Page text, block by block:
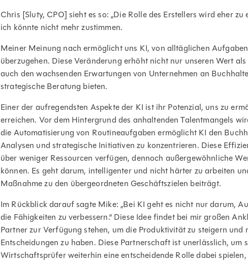
Chris [Sluty, CPO] sieht es so: „Die Rolle des Erstellers wird eher zu
ich könnte nicht mehr zustimmen.
Meiner Meinung nach ermöglicht uns KI, von alltäglichen
überzugehen. Diese Veränderung erhöht nicht nur unseren Wert
auch den wachsenden Erwartungen von Unternehmen an
strategische Beratung bieten.
Einer der aufregendsten Aspekte der KI ist ihr Potenzial, uns zu
erreichen. Vor dem Hintergrund des anhaltenden Talentmangels
die Automatisierung von Routineaufgaben ermöglicht KI den
Analysen und strategische Initiativen zu konzentrieren. Diese
über weniger Ressourcen verfügen, dennoch außergewöhnliche
können. Es geht darum, intelligenter und nicht härter zu arbeiten
Maßnahme zu den übergeordneten Geschäftszielen beiträgt.
Im Rückblick darauf sagte Mike: „Bei KI geht es nicht nur darum,
die Fähigkeiten zu verbessern.“ Diese Idee findet bei mir großen
Partner zur Verfügung stehen, um die Produktivität zu steigern und
Entscheidungen zu haben. Diese Partnerschaft ist unerlässlich, um
Wirtschaftsprüfer weiterhin eine entscheidende Rolle dabei